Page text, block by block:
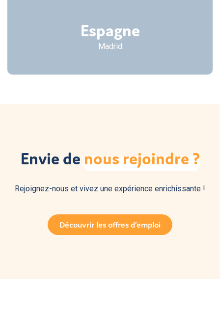
Espagne
Madrid
Envie de nous rejoindre ?
Rejoignez-nous et vivez une expérience enrichissante !
Découvrir les offres d’emploi